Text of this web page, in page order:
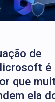
de
é
que
ela